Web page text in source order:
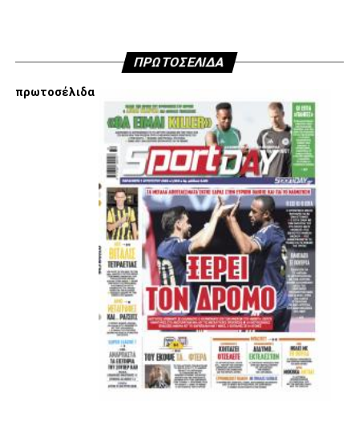
ΠΡΩΤΟΣΕΛΙΔΑ
πρωτοσέλιδα